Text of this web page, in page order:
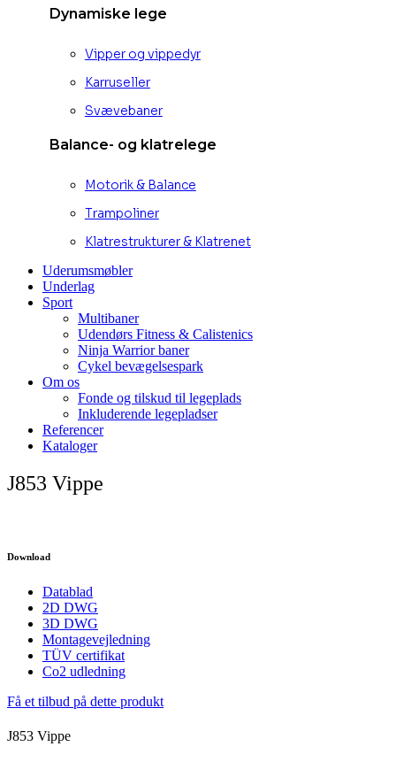
Dynamiske lege
Vipper og vippedyr
Karruseller
Svævebaner
Balance- og klatrelege
Motorik & Balance
Trampoliner
Klatrestrukturer & Klatrenet
Uderumsmøbler
Underlag
Sport
Multibaner
Udendørs Fitness & Calistenics
Ninja Warrior baner
Cykel bevægelsespark
Om os
Fonde og tilskud til legeplads
Inkluderende legepladser
Referencer
Kataloger
J853 Vippe
Download
Datablad
2D DWG
3D DWG
Montagevejledning
TÜV certifikat
Co2 udledning
Få et tilbud på dette produkt
J853 Vippe